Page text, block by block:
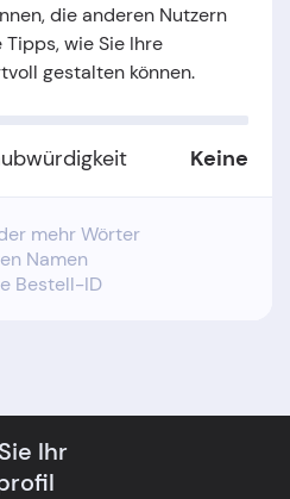
die anderen Nutzern
wie Sie Ihre
gestalten können.
Keine
mehr Wörter
Namen
Bestell-ID
Ihr